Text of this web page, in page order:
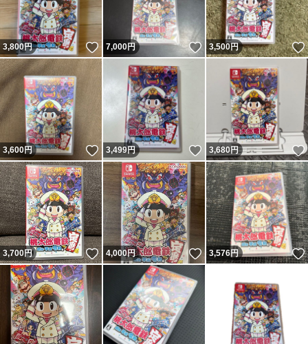
3,800円 いいね！
7,000円 いいね！
3,500円
3,600円 いいね！
3,499円 いいね！
3,680円
3,700円 いいね！
4,000円 いいね！
3,576円